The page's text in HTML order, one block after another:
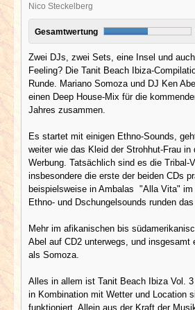
Nico Steckelberg
Gesamtwertung
Zwei DJs, zwei Sets, eine Insel und
Feeling? Die Tanit Beach Ibiza-
Runde. Mariano Somoza und DJ Ken
einen Deep House-Mix für die
Jahres zusammen.
Es startet mit einigen Ethno-Sounds,
weiter wie das Kleid der Strohhut-Frau in
Werbung. Tatsächlich sind es die Tribal-
insbesondere die erste der beiden CDs
beispielsweise in Ambalas "Alla Vita" im
Ethno- und Dschungelsounds runden
Mehr im afikanischen bis
Abel auf CD2 unterwegs, und insgesamt
als Somoza.
Alles in allem ist Tanit Beach Ibiza Vol.
in Kombination mit Wetter und Location
funktioniert. Allein aus der Kraft der